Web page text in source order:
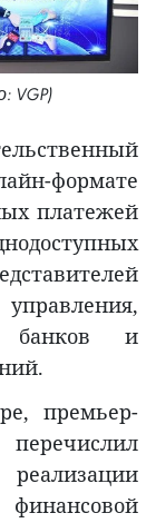
VGP)
формате
платежей
банков и
премьер-